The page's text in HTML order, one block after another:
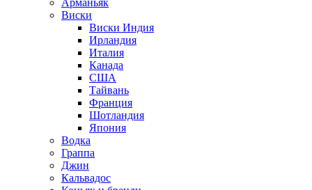
Арманьяк
Виски
Виски Индия
Ирландия
Италия
Канада
США
Тайвань
Франция
Шотландия
Япония
Водка
Граппа
Джин
Кальвадос